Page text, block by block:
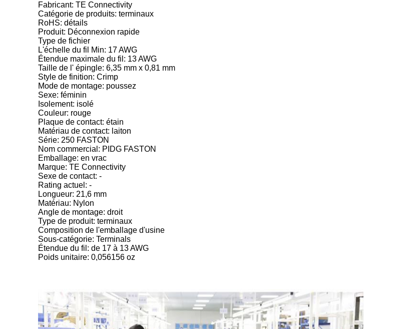
Fabricant: TE Connectivity
Catégorie de produits: terminaux
RoHS: détails
Produit: Déconnexion rapide
Type de fichier
L'échelle du fil Min: 17 AWG
Étendue maximale du fil: 13 AWG
Taille de l' épingle: 6,35 mm x 0,81 mm
Style de finition: Crimp
Mode de montage: poussez
Sexe: féminin
Isolement: isolé
Couleur: rouge
Plaque de contact: étain
Matériau de contact: laiton
Série: 250 FASTON
Nom commercial: PIDG FASTON
Emballage: en vrac
Marque: TE Connectivity
Sexe de contact: -
Rating actuel: -
Longueur: 21,6 mm
Matériau: Nylon
Angle de montage: droit
Type de produit: terminaux
Composition de l'emballage d'usine
Sous-catégorie: Terminals
Étendue du fil: de 17 à 13 AWG
Poids unitaire: 0,056156 oz